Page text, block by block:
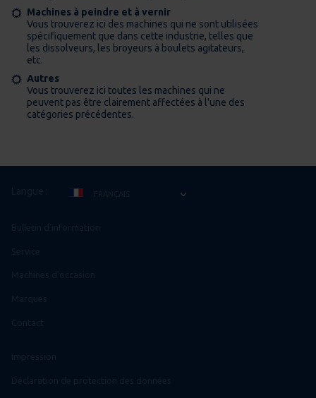
Machines à peindre et à vernir
Vous trouverez ici des machines qui ne sont utilisées
spécifiquement que dans cette industrie, telles que
les dissolveurs, les broyeurs à boulets agitateurs,
etc.
Autres
Vous trouverez ici toutes les machines qui ne
peuvent pas être clairement affectées à l'une des
catégories précédentes.